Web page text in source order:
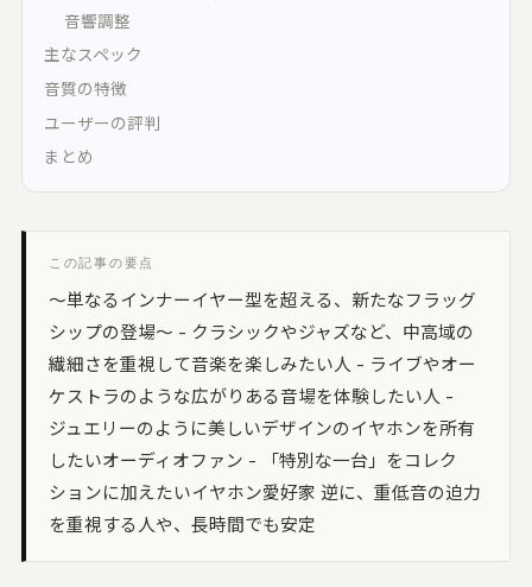
設計シミュレーター｜無指向 A/B・残響・
FIELD
キング一致率｜2D/3D で音場を予測
ディオアナライザー｜LUFS・スペクトラ
MONTAGE
シックのテイク編集｜いちばん良い部分を
合わせる
MAXIMIZER
別マキシマイザー｜音を大きく、音を変え
PIANO
TEAM
音響調整
主なスペック
音質の特徴
ユーザーの評判
まとめ
この記事の要点
〜単なるインナーイヤー型を超える、新たなフラッグ
シップの登場〜 - クラシックやジャズなど、中高域の
繊細さを重視して音楽を楽しみたい人 - ライブやオー
ケストラのような広がりある音場を体験したい人 -
ジュエリーのように美しいデザインのイヤホンを所有
したいオーディオファン - 「特別な一台」をコレク
ションに加えたいイヤホン愛好家 逆に、重低音の迫力
を重視する人や、長時間でも安定